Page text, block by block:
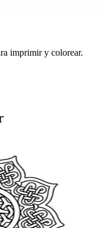
imprimir y colorear.